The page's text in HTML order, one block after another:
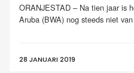
ORANJESTAD – Na tien jaar is
Aruba (BWA) nog steeds niet
28 JANUARI 2019